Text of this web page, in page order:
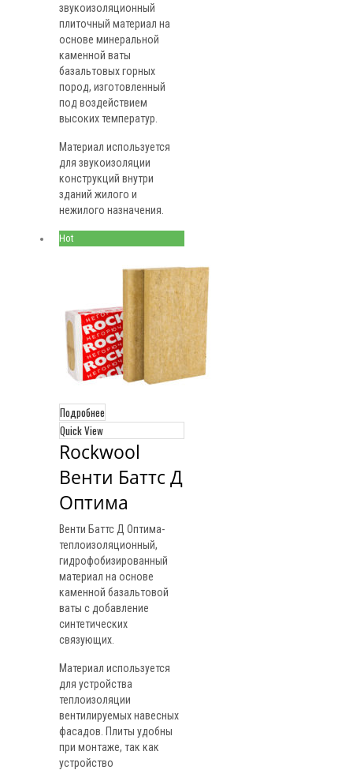
звукоизоляционный
плиточный материал на
основе минеральной
каменной ваты
базальтовых горных
пород, изготовленный
под воздействием
высоких температур.
Материал используется
для звукоизоляции
конструкций внутри
зданий жилого и
нежилого назначения.
Hot
Подробнее
Quick View
Rockwool
Венти Баттс Д
Оптима
Венти Баттс Д Оптима-
теплоизоляционный,
гидрофобизированный
материал на основе
каменной базальтовой
ваты с добавление
синтетических
связующих.
Материал используется
для устройства
теплоизоляции
вентилируемых навесных
фасадов. Плиты удобны
при монтаже, так как
устройство